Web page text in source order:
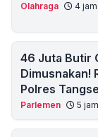
Olahraga 4
46 Juta Butir
Dimusnakan!
Polres
Parlemen 5